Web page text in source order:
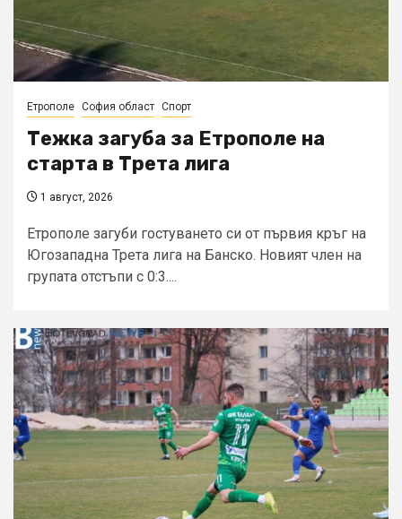
Етрополе София област Спорт
Тежка загуба за Етрополе на
старта в Трета лига
1 август, 2026
Етрополе загуби гостуването си от първия кръг на
Югозападна Трета лига на Банско. Новият член на
групата отстъпи с 0:3....